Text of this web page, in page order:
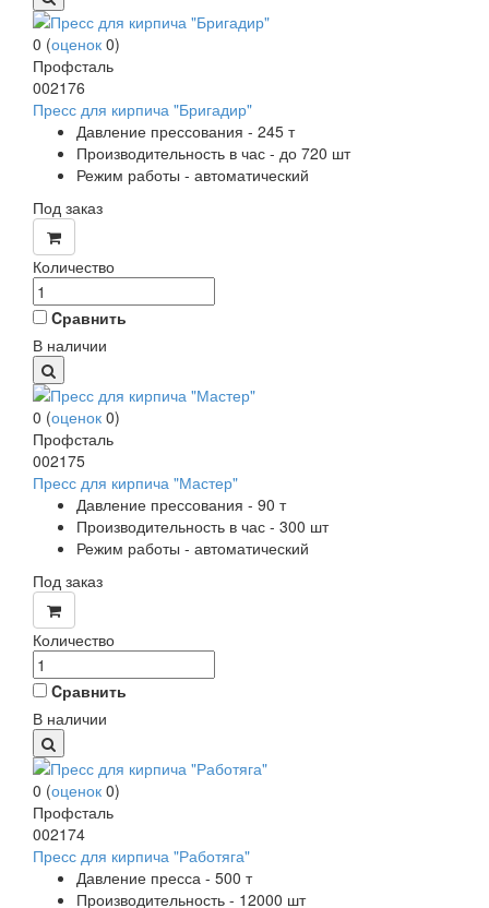
0 (оценок 0)
Профсталь
002176
Пресс для кирпича "Бригадир"
Давление прессования - 245 т
Производительность в час - до 720 шт
Режим работы - автоматический
Под заказ
Количество
Cравнить
В наличии
0 (оценок 0)
Профсталь
002175
Пресс для кирпича "Мастер"
Давление прессования - 90 т
Производительность в час - 300 шт
Режим работы - автоматический
Под заказ
Количество
Cравнить
В наличии
0 (оценок 0)
Профсталь
002174
Пресс для кирпича "Работяга"
Давление пресса - 500 т
Производительность - 12000 шт